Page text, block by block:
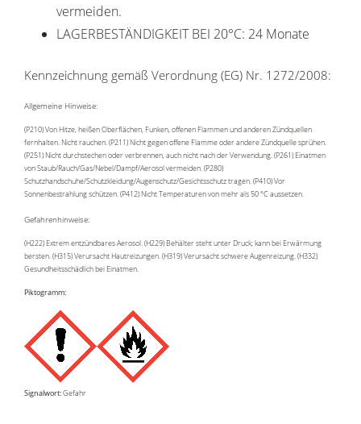
vermeiden.
LAGERBESTÄNDIGKEIT BEI 20°C: 24 Monate
Kennzeichnung gemäß Verordnung (EG) Nr. 1272/2008:
Allgemeine Hinweise:
(P210) Von Hitze, heißen Oberflächen, Funken, offenen Flammen und anderen Zündquellen
fernhalten. Nicht rauchen. (P211) Nicht gegen offene Flamme oder andere Zündquelle sprühen.
(P251) Nicht durchstechen oder verbrennen, auch nicht nach der Verwendung. (P261) Einatmen
von Staub/Rauch/Gas/Nebel/Dampf/Aerosol vermeiden. (P280)
Schutzhandschuhe/Schutzkleidung/Augenschutz/Gesichtsschutz tragen. (P410) Vor
Sonnenbestrahlung schützen. (P412) Nicht Temperaturen von mehr als 50 °C aussetzen.
Gefahrenhinweise:
(H222) Extrem entzündbares Aerosol. (H229) Behälter steht unter Druck; kann bei Erwärmung
bersten. (H315) Verursacht Hautreizungen. (H319) Verursacht schwere Augenreizung. (H332)
Gesundheitsschädlich bei Einatmen.
Piktogramm:
Signalwort:Gefahr